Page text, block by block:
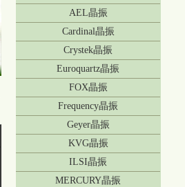
AEL晶振
Cardinal晶振
Crystek晶振
Euroquartz晶振
FOX晶振
Frequency晶振
Geyer晶振
KVG晶振
ILSI晶振
MERCURY晶振